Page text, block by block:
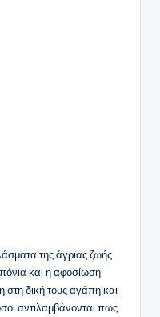
της άγριας ζωής
και η αφοσίωση
δική τους αγάπη και
αντιλαμβάνονται πως